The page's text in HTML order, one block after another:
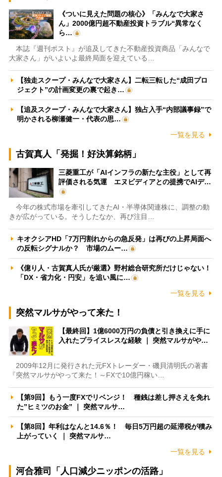
《ついに見えた問題の核心》「みんなで大家さ
ん」2000億円超不動産投資トラブル“異常なく
ら…
本誌『週刊ポスト』が追及してきた不動産投資商品「みんなで
大家さん」がいよいよ最終局面を迎えている…
【独走スクープ・みんなで大家さん】二転三転した“成田プロ
ジェクト”の計画変更の裏で起き…
【追及スクープ・みんなで大家さん】独占入手“内部議事録”で
明かされる柳瀬健一・代表の思…
一覧を見る
古賀真人「発掘！好決算銘柄」
三菱重工が「AIインフラの新たな主役」として再
評価される気運 エヌビディアとの提携でAIデ…
今年の株式市場を牽引してきたAI・半導体関連株に、調整の動
きが広がっている。そうしたなか、再び注目…
キオクシアHD「7万円割れからの急反発」は再びの上昇局面へ
の反転シグナルか？ 市場のムー…
《億り人・古賀真人氏が厳選》野村総合研究所だけじゃない！
「DX・省力化・円安」を追い風に…
一覧を見る
突然マルサがやって来た！
【最終回】1億6000万円の負債と引き換えに手に
入れたプライスレスな経験 ｜ 突然マルサがや…
2009年12月に発行された元FXトレーダー・磯貝清明氏の著書
『突然マルサがやって来た！～FXで10億円稼い…
【第9回】もう一度FXでリベンジ！ 種銭は差し押さえを免れ
た”ヒミツのお金” ｜ 突然マルサ…
【第8回】年利はなんと14.6％！ 毎日5万円超の延滞税が積み
上がっていく ｜ 突然マルサ…
一覧を見る
河合雅司「人口減少ニッポンの活路」